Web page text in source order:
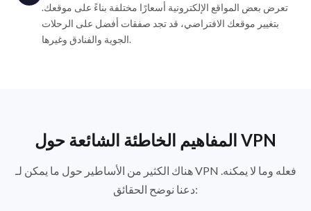
تعرض بعض المواقع الإلكترونية أسعارًا مختلفة بناءً على موقعك.
بتغيير موقعك الافتراضي، قد تجد صفقات أفضل على الرحلات
الجوية والفنادق وغيرها.
المفاهيم الخاطئة الشائعة حول VPN
هناك الكثير من الأساطير حول ما يمكن لـ VPN فعله وما لا يمكنه.
دعنا نوضح الحقائق: